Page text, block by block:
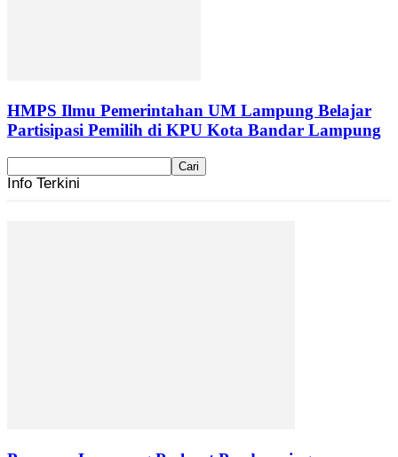
HMPS Ilmu Pemerintahan UM Lampung Belajar
Partisipasi Pemilih di KPU Kota Bandar Lampung
Info Terkini